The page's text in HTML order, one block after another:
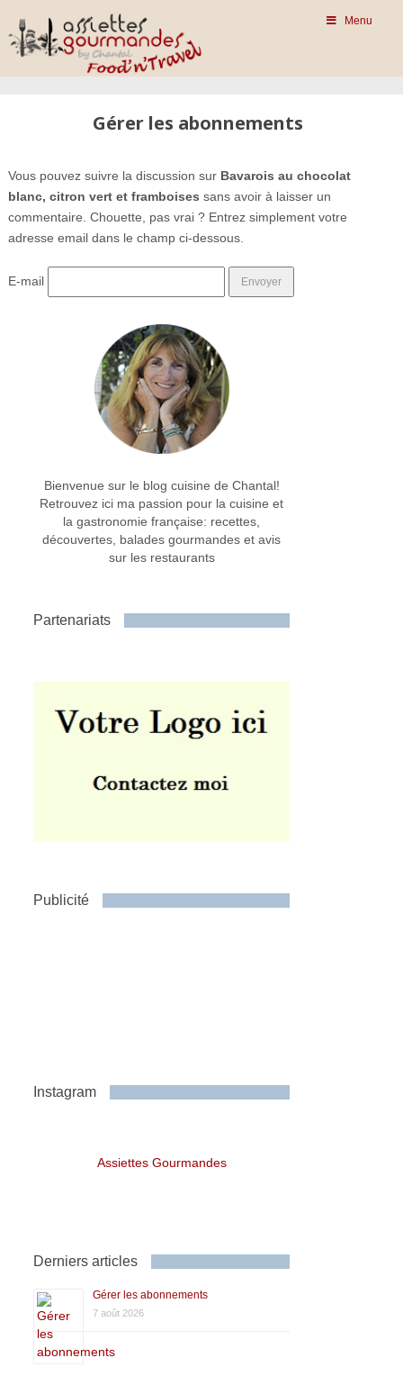
Menu
Gérer les abonnements
Vous pouvez suivre la discussion sur Bavarois au chocolat
blanc, citron vert et framboises sans avoir à laisser un
commentaire. Chouette, pas vrai ? Entrez simplement votre
adresse email dans le champ ci-dessous.
E-mail
Bienvenue sur le blog cuisine de Chantal!
Retrouvez ici ma passion pour la cuisine et
la gastronomie française: recettes,
découvertes, balades gourmandes et avis
sur les restaurants
Partenariats
Publicité
Instagram
Assiettes Gourmandes
Derniers articles
Gérer les abonnements
7 août 2026